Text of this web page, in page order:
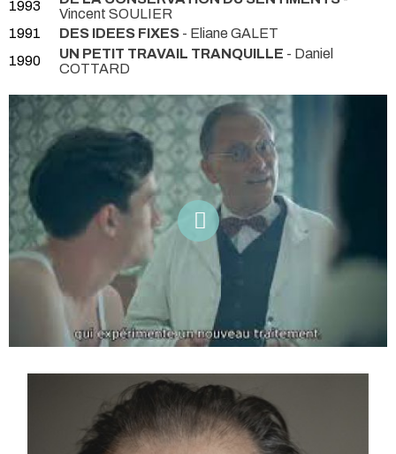
1993
Vincent SOULIER
1991
DES IDEES FIXES - Eliane GALET
1990
UN PETIT TRAVAIL TRANQUILLE - Daniel
COTTARD